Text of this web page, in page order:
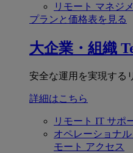
リモート マネジ
プランと価格表を見る
大企業・組織
安全な運用を実現する
詳細はこちら
リモート IT サポ
オペレーショナ
モート アクセス